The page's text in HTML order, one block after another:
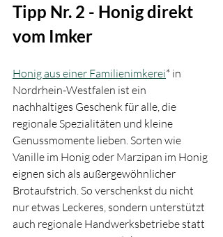
Tipp Nr. 2 - Honig direkt
vom Imker
Honig aus einer Familienimkerei* in
Nordrhein-Westfalen ist ein
nachhaltiges Geschenk für alle, die
regionale Spezialitäten und kleine
Genussmomente lieben. Sorten wie
Vanille im Honig oder Marzipan im Honig
eignen sich als außergewöhnlicher
Brotaufstrich. So verschenkst du nicht
nur etwas Leckeres, sondern unterstützt
auch regionale Handwerksbetriebe statt